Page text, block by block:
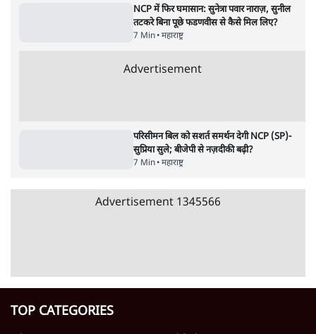
6 Min•देश•नेशनल ब्यूरो
अतीक अहमद के बेटे अबान अहमद की सड़क हादसे
में मौत, जेल में बंद भाई से मिलने जा रहे थे
5 Min• उत्तर प्रदेश•लखनऊ ब्यूरो
4 Min•झारखंड•सत्य ब्यूरो
कॉकरोच जनता पार्टी ने की देशव्यापी अभियान की
घोषणा- 'क्या बोलती पब्लिक'
4 Min•देश•राजनीतिक ब्यूरो